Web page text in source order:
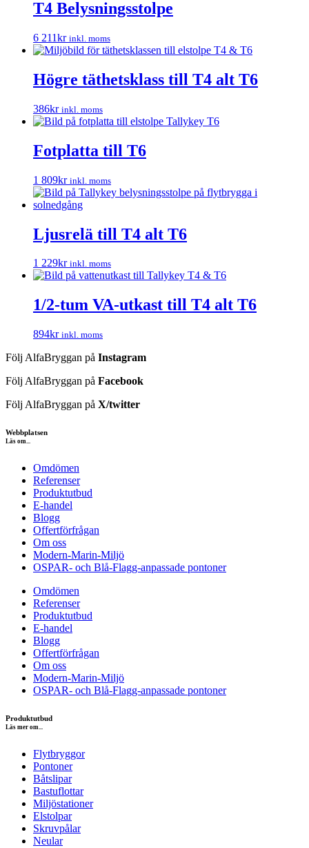
T4 Belysningsstolpe
6 211kr inkl. moms
Högre täthetsklass till T4 alt T6
386kr inkl. moms
Fotplatta till T6
1 809kr inkl. moms
Ljusrelä till T4 alt T6
1 229kr inkl. moms
1/2-tum VA-utkast till T4 alt T6
894kr inkl. moms
Följ AlfaBryggan på Instagram
Följ AlfaBryggan på Facebook
Följ AlfaBryggan på X/twitter
Webbplatsen
Läs om...
Omdömen
Referenser
Produktutbud
E-handel
Blogg
Offertförfrågan
Om oss
Modern-Marin-Miljö
OSPAR- och Blå-Flagg-anpassade pontoner
Omdömen
Referenser
Produktutbud
E-handel
Blogg
Offertförfrågan
Om oss
Modern-Marin-Miljö
OSPAR- och Blå-Flagg-anpassade pontoner
Produktutbud
Läs mer om...
Flytbryggor
Pontoner
Båtslipar
Bastuflottar
Miljöstationer
Elstolpar
Skruvpålar
Neular